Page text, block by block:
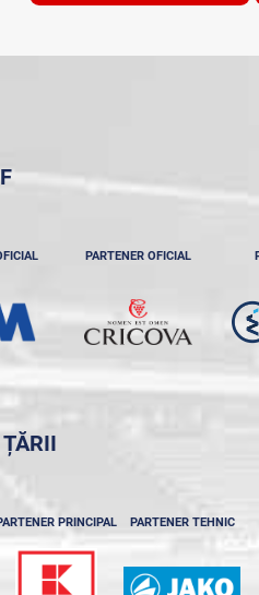
PARTENER OFICIAL
PRINCIPAL PARTENER TEHNIC